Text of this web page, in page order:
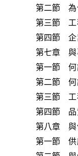
第二節 為
第三節 工
第四節 企
第七章 與
第一節 何
第二節 何
第三節 工
第四節 品
第八章 與
第一節 供